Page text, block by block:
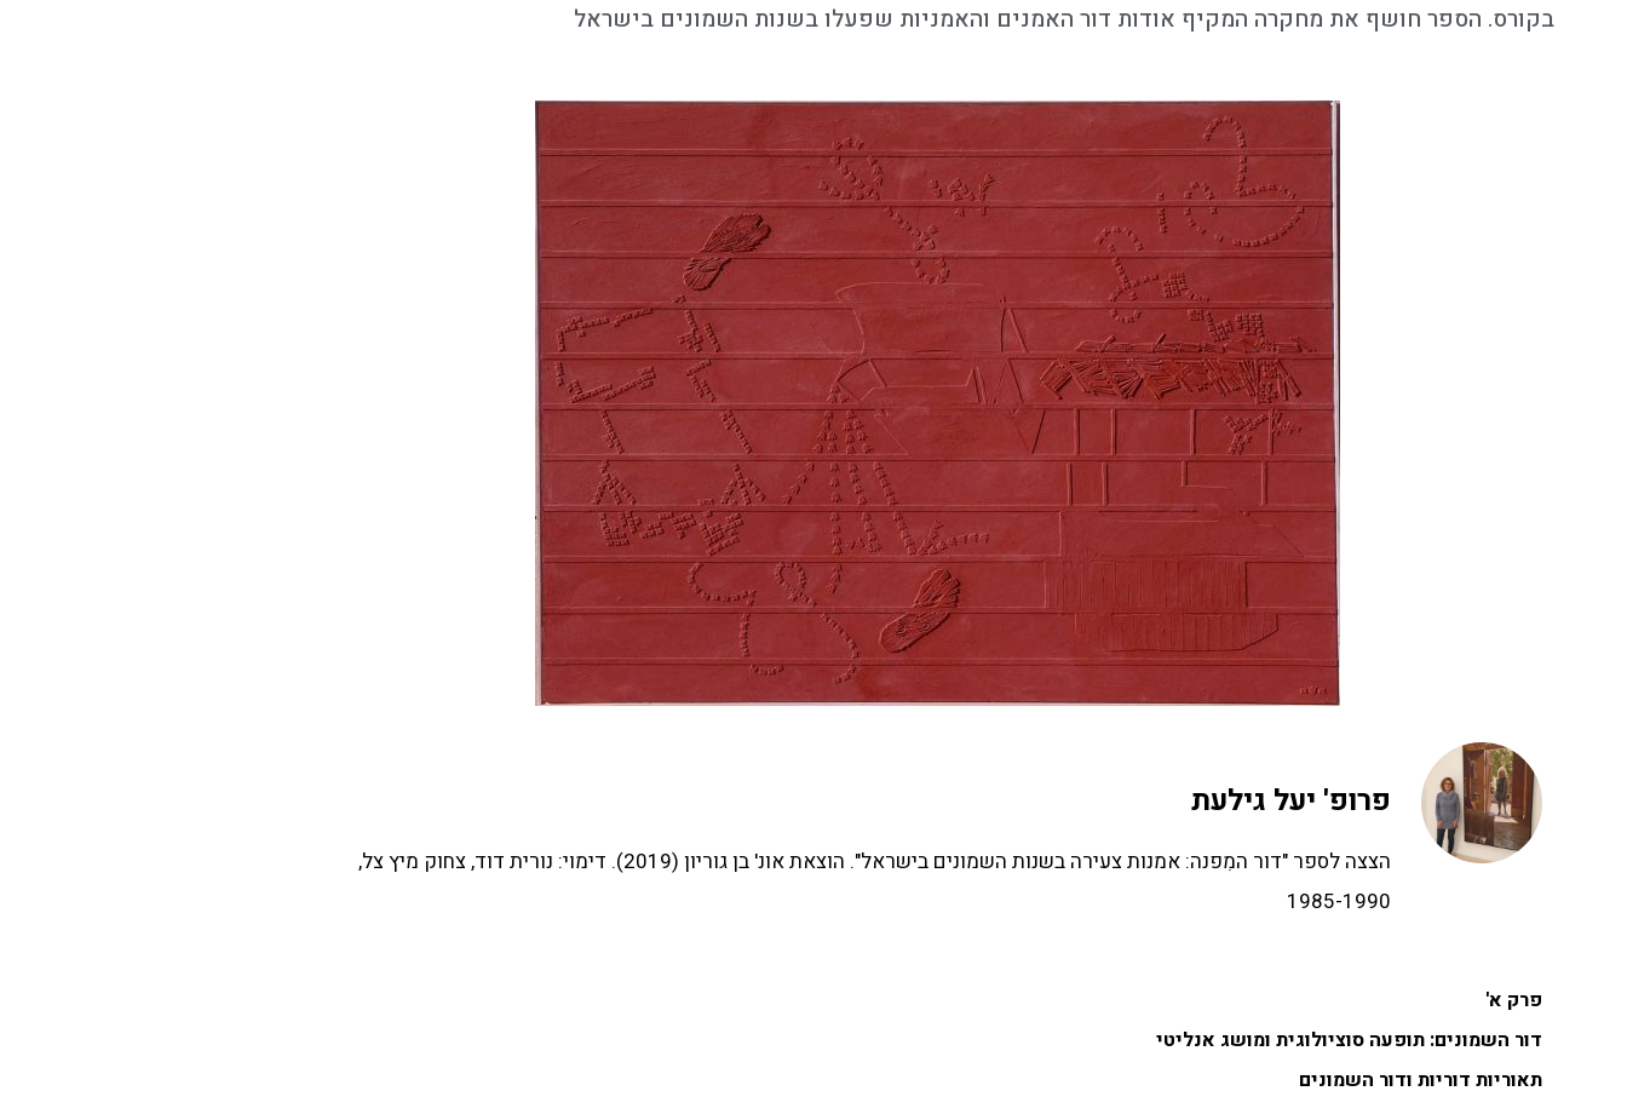
בקורס. הספר חושף את מחקרה המקיף אודות דור האמנים והאמניות שפעלו בשנות השמונים בישראל
פרופ' יעל גילעת
הצצה לספר "דור המִפנה: אמנות צעירה בשנות השמונים בישראל". הוצאת אונ' בן גוריון (2019). דימוי: נורית דוד, צחוק מיץ צל,
1985-1990
פרק א'
דור השמונים: תופעה סוציולוגית ומושג אנליטי
תאוריות דוריות ודור השמונים